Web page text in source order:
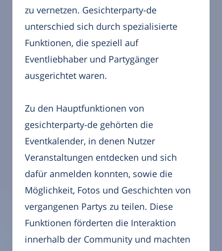
zu vernetzen. Gesichterparty-de
unterschied sich durch spezialisierte
Funktionen, die speziell auf
Eventliebhaber und Partygänger
ausgerichtet waren.
Zu den Hauptfunktionen von
gesichterparty-de gehörten die
Eventkalender, in denen Nutzer
Veranstaltungen entdecken und sich
dafür anmelden konnten, sowie die
Möglichkeit, Fotos und Geschichten von
vergangenen Partys zu teilen. Diese
Funktionen förderten die Interaktion
innerhalb der Community und machten